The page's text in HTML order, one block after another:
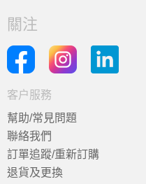
關注
客户服務
幫助/常見問題
聯絡我們
訂單追蹤/重新訂購
退貨及更換